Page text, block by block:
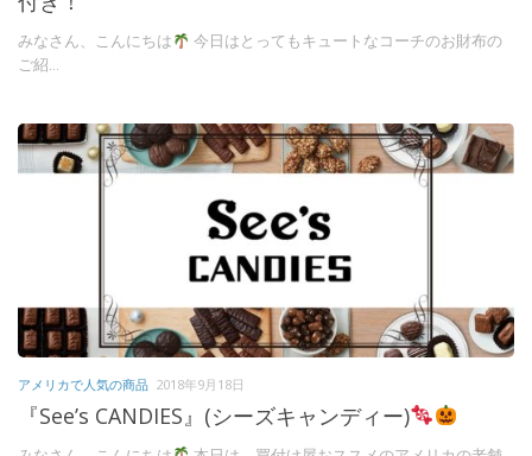
みなさん、こんにちは
今日はとってもキュートなコーチのお財布の
ご紹...
アメリカで人気の商品 2018年9月18日
『See’s CANDIES』(シーズキャンディー)